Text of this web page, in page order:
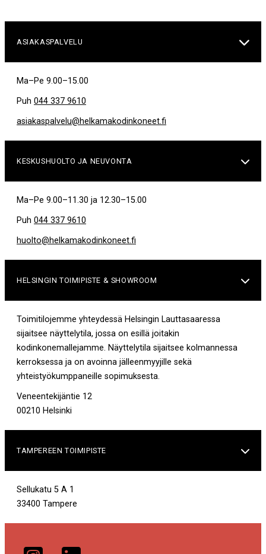
ASIAKASPALVELU 
Ma–Pe 9.00–15.00
Puh 044 337 9610
asiakaspalvelu@helkamakodinkoneet.fi
KESKUSHUOLTO JA NEUVONTA 
Ma–Pe 9.00–11.30 ja 12.30–15.00
Puh 044 337 9610
huolto@helkamakodinkoneet.fi
HELSINGIN TOIMIPISTE & SHOWROOM 
Toimitilojemme yhteydessä Helsingin Lauttasaaressa
sijaitsee näyttelytila, jossa on esillä joitakin
kodinkonemallejamme. Näyttelytila sijaitsee kolmannessa
kerroksessa ja on avoinna jälleenmyyjille sekä
yhteistyökumppaneille sopimuksesta.
Veneentekijäntie 12
00210 Helsinki
TAMPEREEN TOIMIPISTE 
Sellukatu 5 A 1
33400 Tampere